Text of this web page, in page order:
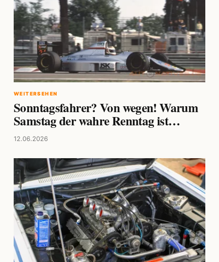
WEITERSEHEN
Sonntagsfahrer? Von wegen! Warum
Samstag der wahre Renntag ist…
12.06.2026